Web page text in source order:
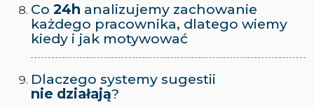
Co 24h analizujemy zachowanie
każdego pracownika, dlatego wiemy
kiedy i jak motywować
Dlaczego systemy sugestii
nie działają?